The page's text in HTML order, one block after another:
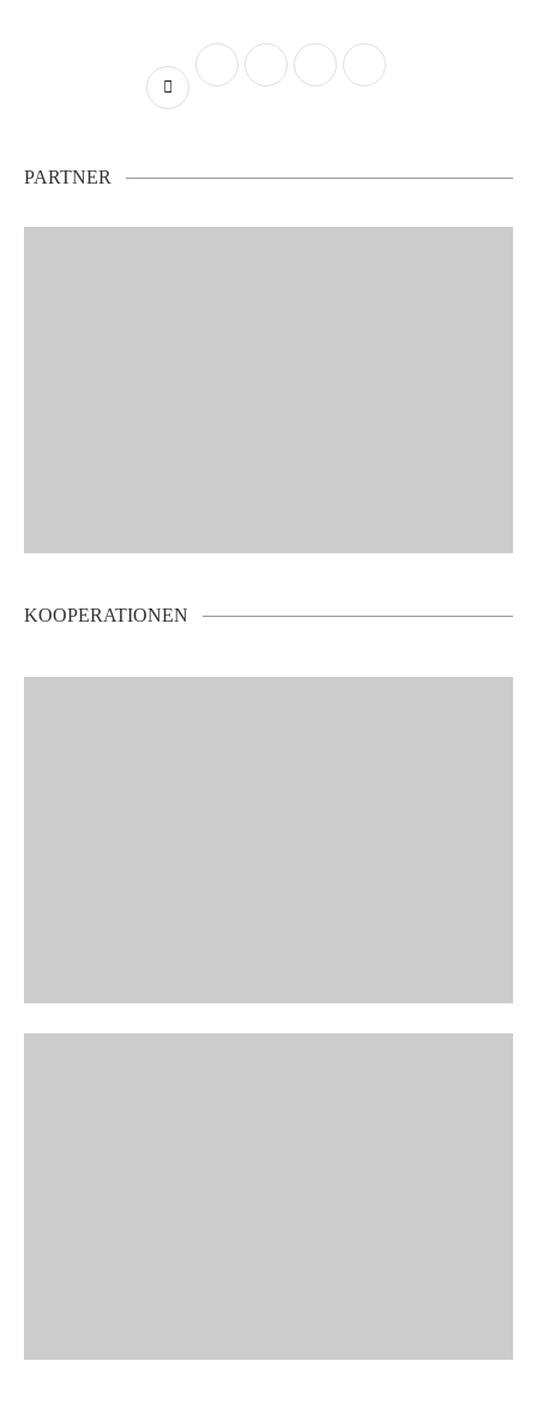
PARTNER
KOOPERATIONEN